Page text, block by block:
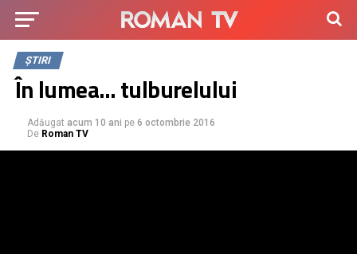
ȘTIRI
În lumea… tulburelului
Adăugat acum 10 ani pe 6 octombrie 2016
De Roman TV